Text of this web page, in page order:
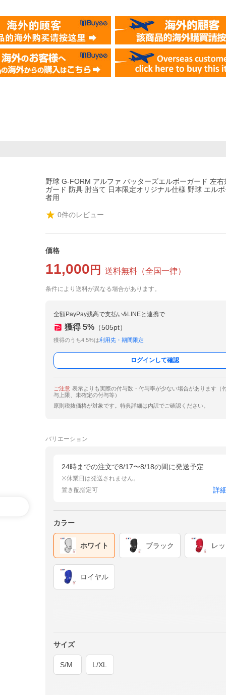
野球 G-FORM アルファ バッターズエルボーガード 左右
ガード 防具 肘当て 日本限定オリジナル仕様 野球 エル
者用
0件のレビュー
価格
11,000 円 送料無料 （全国一律）
条件により送料が異なる場合があります。
全額PayPay残高で支払い&LINEと連携で
獲得 5% （505pt）
獲得のうち4.5%は利用先・期間限定
ログインして確認
ご注意 表示よりも実際の付与数・付与率が少ない場合があります（
与上限、未確定の付与等）
原則税抜価格が対象です。特典詳細は内訳でご確認ください。
バリエーション
24時までの注文で8/17〜8/18の間に発送予定
※休業日は発送されません。
置き配指定可
詳
カラー
ホワイト ブラック レ
ロイヤル
サイズ
S/M L/XL